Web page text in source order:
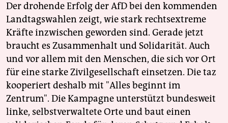
Der drohende Erfolg der AfD bei den kommenden
Landtagswahlen zeigt, wie stark rechtsextreme
Kräfte inzwischen geworden sind. Gerade jetzt
braucht es Zusammenhalt und Solidarität. Auch
und vor allem mit den Menschen, die sich vor Ort
für eine starke Zivilgesellschaft einsetzen. Die taz
kooperiert deshalb mit "Alles beginnt im
Zentrum". Die Kampagne unterstützt bundesweit
linke, selbstverwaltete Orte und baut einen